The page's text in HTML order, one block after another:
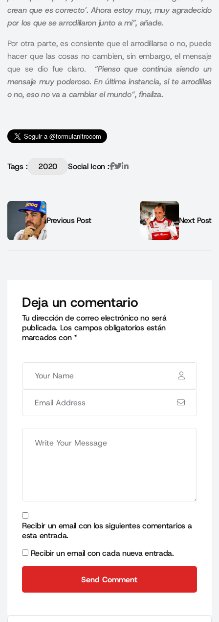
crean que es correcto’. Ahora estoy muy, muy agradecido
por los que se arrodillaron junto a mí”, añade.
Por otra parte, es consiente que el arrodillarse o no, puede
hacer que las cosas no cambien, sin embargo, el mensaje
que se dio fue claro. “Pienso que continúa siendo un
mensaje muy poderoso. En última instancia, si te arrodillas
o no, eso no va a cambiar el mundo”, finaliza.
Tags : 2020 Social Icon :
Previous Post Next Post
Deja un comentario
Tu dirección de correo electrónico no será
publicada. Los campos obligatorios están
marcados con*
Recibir un email con los siguientes comentarios a
esta entrada.
Recibir un email con cada nueva entrada.
Send Comment